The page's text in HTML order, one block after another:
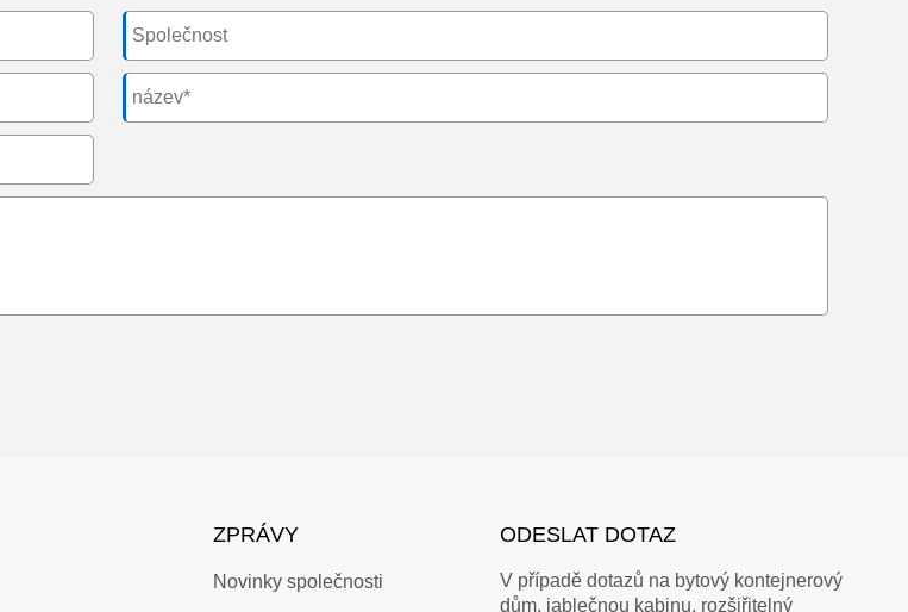
ZPRÁVY
Novinky společnosti
ODESLAT DOTAZ
V případě dotazů na bytový kontejnerový
dům, jablečnou kabinu, rozšiřitelný